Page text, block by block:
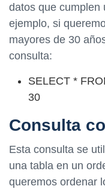
datos que cumplen
ejemplo, si
mayores de 30
consulta:
SELECT *
30
Consulta
Esta consulta se
una tabla en un
queremos ordenar